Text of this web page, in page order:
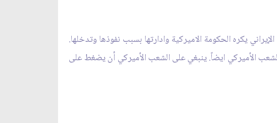
يكره الحكومة الاميركية وادارتها بسبب نفوذها وتدخلها.
الأميركي ايضاً. ينبغي على الشعب الأميركي أن يضغط على